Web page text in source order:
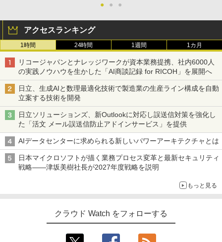
●
● ●
アクセスランキング
1時間 24時間 1週間 1カ月
リコージャパンとナレッジワークが資本業務提携、社内6000人
の実践ノウハウを生かした「AI商談記録 for RICOH」を展開へ
日立、生成AIと数理最適化技術で製造業の生産ライン構成を自動
立案する技術を開発
日立ソリューションズ、新Outlookに対応し誤送信対策を強化し
た「活文 メール誤送信防止アドインサービス」を提供
AIデータセンターに求められる新しいパワーアーキテクチャとは
日本マイクロソフトが描く業務プロセス変革と最新セキュリティ
戦略――津坂美樹社長が2027年度戦略を説明
もっと見る
クラウド Watch をフォローする